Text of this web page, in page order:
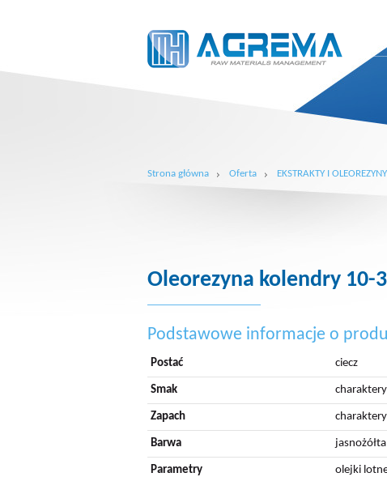
Strona główna Oferta EKSTRAKTY I OLEOREZYNY
Oleorezyna kolendry 10-
Podstawowe informacje o
Postać ciecz
Smak
Zapach
Barwa jasnożółta
Parametry olejki